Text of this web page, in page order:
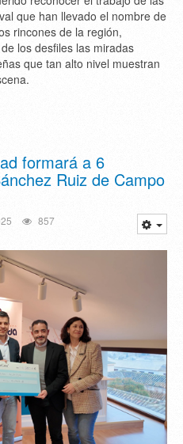
que han llevado el nombre de
rincones de la región,
los desfiles las miradas
que tan alto nivel muestran
formará a 6
Ruiz de Campo
857